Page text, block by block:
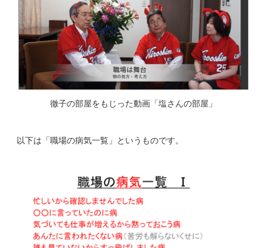
徹子の部屋をもじった動画「塩さんの部屋」
以下は「職場の病気一覧」というものです。